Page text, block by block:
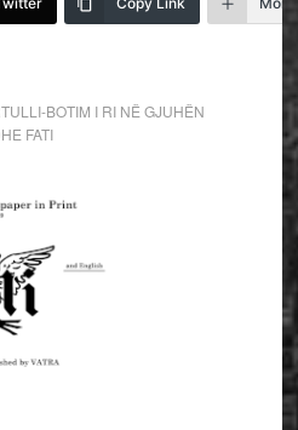
BOTIM I RI NË GJUHËN
FATI